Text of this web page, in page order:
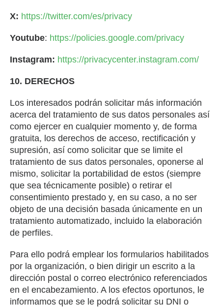
X: https://twitter.com/es/privacy
Youtube: https://policies.google.com/privacy
Instagram: https://privacycenter.instagram.com/
10. DERECHOS
Los interesados podrán solicitar más información
acerca del tratamiento de sus datos personales así
como ejercer en cualquier momento y, de forma
gratuita, los derechos de acceso, rectificación y
supresión, así como solicitar que se limite el
tratamiento de sus datos personales, oponerse al
mismo, solicitar la portabilidad de estos (siempre
que sea técnicamente posible) o retirar el
consentimiento prestado y, en su caso, a no ser
objeto de una decisión basada únicamente en un
tratamiento automatizado, incluido la elaboración
de perfiles.
Para ello podrá emplear los formularios habilitados
por la organización, o bien dirigir un escrito a la
dirección postal o correo electrónico referenciados
en el encabezamiento. A los efectos oportunos, le
informamos que se le podrá solicitar su DNI o